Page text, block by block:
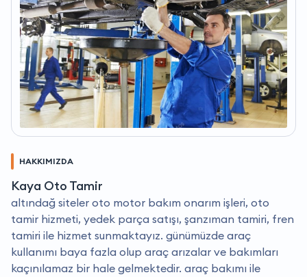
HAKKIMIZDA
Kaya Oto Tamir
altındağ siteler oto motor bakım onarım işleri, oto
tamir hizmeti, yedek parça satışı, şanzıman tamiri, fren
tamiri ile hizmet sunmaktayız. günümüzde araç
kullanımı baya fazla olup araç arızalar ve bakımları
kaçınılamaz bir hale gelmektedir. araç bakımı ile